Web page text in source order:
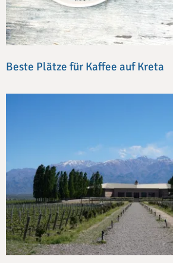
Beste Plätze für Kaffee auf Kreta